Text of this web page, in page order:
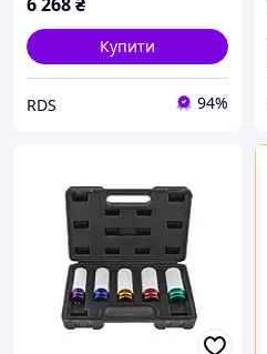
Купити
RDS 94%